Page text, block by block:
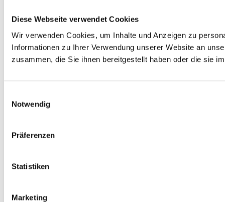
Diese Webseite verwendet Cookies
Wir verwenden Cookies, um Inhalte und Anzeigen zu
Informationen zu Ihrer Verwendung unserer Website an
zusammen, die Sie ihnen bereitgestellt haben oder die sie
Notwendig
Präferenzen
Statistiken
Marketing